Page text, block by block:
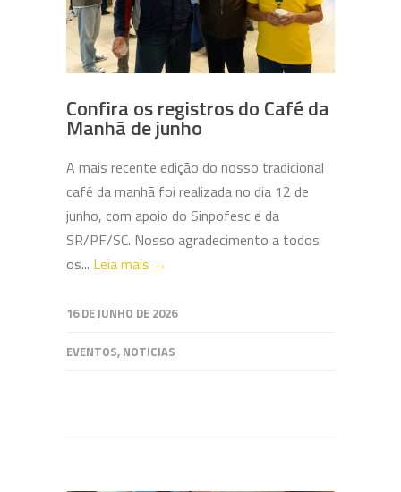
Confira os registros do Café da
Manhã de junho
A mais recente edição do nosso tradicional
café da manhã foi realizada no dia 12 de
junho, com apoio do Sinpofesc e da
SR/PF/SC. Nosso agradecimento a todos
os... Leia mais →
16 DE JUNHO DE 2026
EVENTOS, NOTICIAS